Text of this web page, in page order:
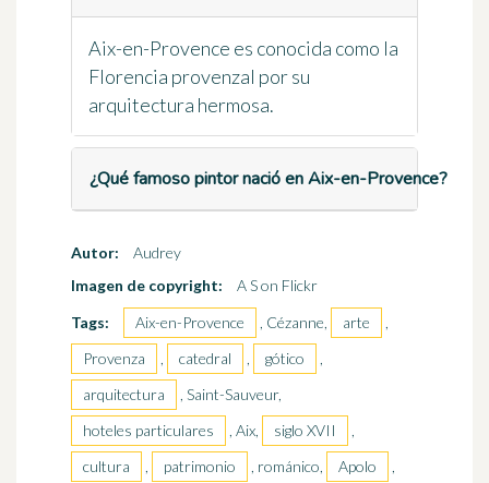
Aix-en-Provence es conocida como la
Florencia provenzal por su
arquitectura hermosa.
¿Qué famoso pintor nació en Aix-en-Provence?
Autor:
Audrey
Imagen de copyright:
A S on Flickr
Tags:
Aix-en-Provence , Cézanne, arte
,
Provenza
, catedral , gótico
,
arquitectura
, Saint-Sauveur,
hoteles particulares
, Aix, siglo XVII
,
cultura
, patrimonio , románico, Apolo
,